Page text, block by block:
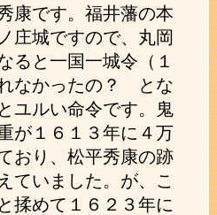
康です。福井藩の本
庄城ですので、丸岡
ると一国一城令（１
なかったの？ とな
ユルい命令です。鬼
が１６１３年に４万
おり、松平秀康の跡
ていました。が、こ
揉めて１６２３年に